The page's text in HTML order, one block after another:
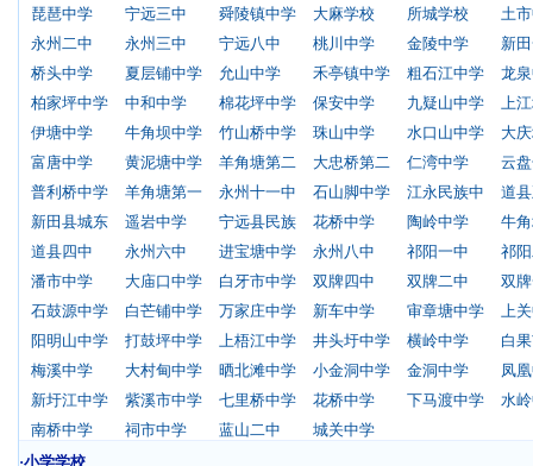
琵琶中学
宁远三中 舜陵镇中学 大麻学校 所城学校
土
永州二中
永州三中 宁远八中 桃川中学 金陵中学
新
桥头中学
夏层铺中学 允山中学 禾亭镇中学 粗石江中学
龙
柏家坪中学
中和中学 棉花坪中学 保安中学 九疑山中学
上
伊塘中学
牛角坝中学 竹山桥中学 珠山中学 水口山中学
大
富唐中学
黄泥塘中学 羊角塘第二 大忠桥第二 仁湾中学
云
普利桥中学
羊角塘第一 永州十一中 石山脚中学 江永民族中
道
新田县城东
遥岩中学 宁远县民族 花桥中学 陶岭中学
牛
道县四中
永州六中 进宝塘中学 永州八中 祁阳一中
祁
潘市中学
大庙口中学 白牙市中学 双牌四中 双牌二中
双
石鼓源中学
白芒铺中学 万家庄中学 新车中学 审章塘中学
上
阳明山中学
打鼓坪中学 上梧江中学 井头圩中学 横岭中学
白
梅溪中学
大村甸中学 晒北滩中学 小金洞中学 金洞中学
凤
新圩江中学
紫溪市中学 七里桥中学 花桥中学 下马渡中学
水
南桥中学
祠市中学 蓝山二中
城关中学
·小学学校